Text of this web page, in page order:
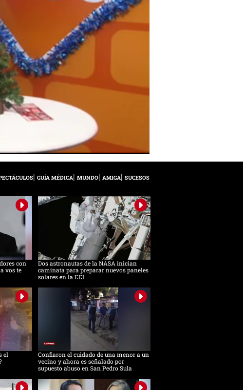
GUÍA MÉDICA MUNDO AMIGA SUCESOS
con
vos te
Dos astronautas de la NASA inician
caminata para preparar nuevos paneles
solares en la EEI
el
Confiaron el cuidado de una menor a un
vecino y ahora es señalado por
supuesto abuso en San Pedro Sula